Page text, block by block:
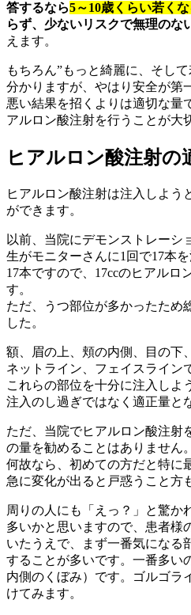
答するなら5～10歳くらい若く
らず、少ないリスクで無理のな
えます。
もちろん”もっと綺麗に、そし
分かりますが、やはり安全が第
悪い結果を招くよりは適切な量
アルロン酸注射を行うことが大
ヒアルロン酸注射の
ヒアルロン酸注射は注入しよう
ができます。
以前、当院にデモンストレーシ
生がモニターさんに1回で17本
17本ですので、17ccのヒアルロ
す。
ただ、うつ部位が多かったため
した。
額、眉の上、頬の内側、目の下
ネットライン、フェイスライン
これらの部位を十分に注入しよ
注入のし過ぎではなく適正量と
ただ、当院でヒアルロン酸注射
の量を勧めることはありません。
何故なら、初めての方だと特に
急に変化が出ると戸惑うこと方
周りの人にも「えっ？」と驚か
多いかと思いますので、患者様
いたうえで、まず一番気になる
することが多いです。一番多い
内側のくぼみ）です。ゴルゴラ
けてみます。